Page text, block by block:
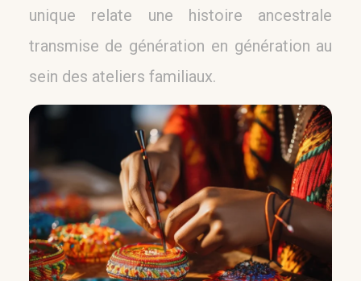
unique relate une histoire ancestrale
transmise de génération en génération au
sein des ateliers familiaux.